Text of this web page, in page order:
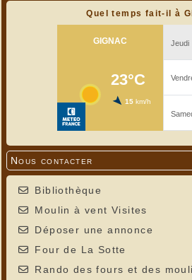
Quel temps fait-il à
Nous contacter
Bibliothèque
Moulin à vent Visites
Déposer une annonce
Four de La Sotte
Rando des fours et des